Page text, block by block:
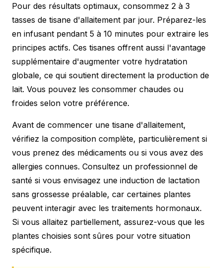
Pour des résultats optimaux, consommez 2 à 3
tasses de tisane d'allaitement par jour. Préparez-les
en infusant pendant 5 à 10 minutes pour extraire les
principes actifs. Ces tisanes offrent aussi l'avantage
supplémentaire d'augmenter votre hydratation
globale, ce qui soutient directement la production de
lait. Vous pouvez les consommer chaudes ou
froides selon votre préférence.
Avant de commencer une tisane d'allaitement,
vérifiez la composition complète, particulièrement si
vous prenez des médicaments ou si vous avez des
allergies connues. Consultez un professionnel de
santé si vous envisagez une induction de lactation
sans grossesse préalable, car certaines plantes
peuvent interagir avec les traitements hormonaux.
Si vous allaitez partiellement, assurez-vous que les
plantes choisies sont sûres pour votre situation
spécifique.